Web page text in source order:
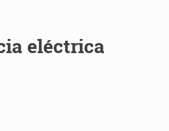
eléctrica